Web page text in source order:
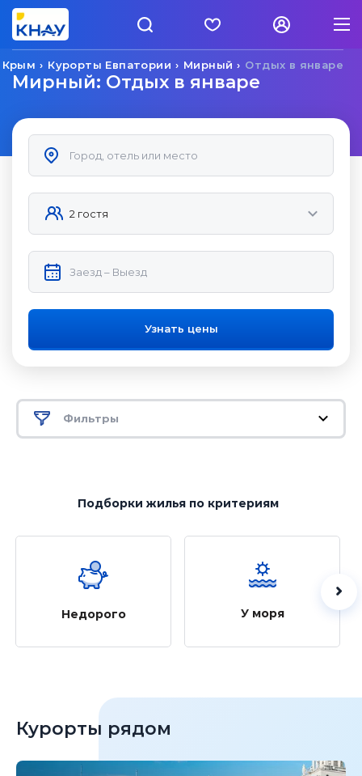
Отдых в январе
Мирный
Курорты Евпатории
Крым
Мирный: Отдых в январе
Узнать цены
Фильтры
Подборки жильяпо критериям
Недорого У моря
Курорты рядом